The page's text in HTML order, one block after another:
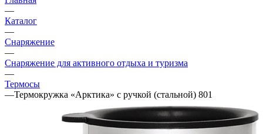
—
Каталог
—
Снаряжение
—
Снаряжение для активного отдыха и туризма
—
Термосы
—Термокружка «Арктика» с ручкой (стальной) 801